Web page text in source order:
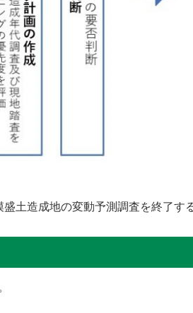
土造成地の変動予測調査を終了す